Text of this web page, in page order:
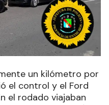
un kilómetro por
el control y el Ford
el rodado viajaban